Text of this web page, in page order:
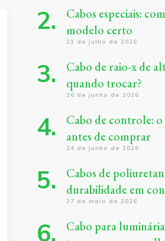
Cabos especiais:
modelo certo
21 de julho de 2026
Cabo de raio-x de
quando trocar?
26 de junho de 2026
Cabo de controle:
antes de comprar
24 de junho de 2026
Cabos de
durabilidade em
27 de maio de 2026
Cabo para